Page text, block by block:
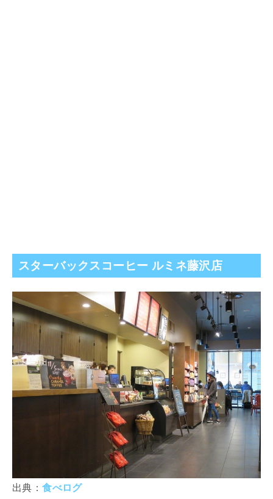
スターバックスコーヒー ルミネ藤沢店
出典：食べログ